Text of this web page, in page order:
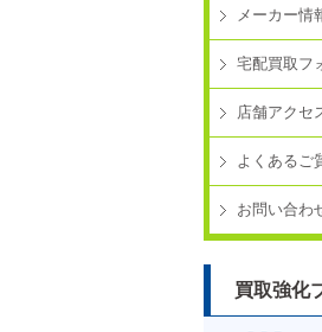
メーカー情
宅配買取フ
店舗アクセ
よくあるご
お問い合わ
買取強化